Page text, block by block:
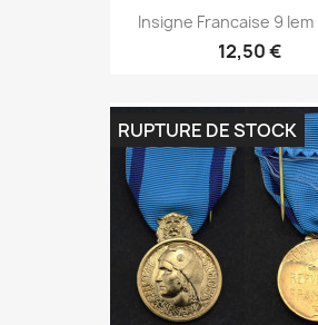
Insigne Francaise 9 Iem
12,50 €
RUPTURE DE STOCK